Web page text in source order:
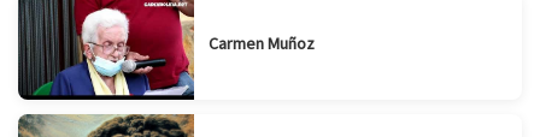
Carmen Muñoz